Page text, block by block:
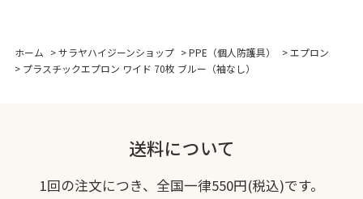
ホーム >サラヤハイジーンショップ >PPE（個人防護具） >エプロン
> プラスチックエプロン ワイド 70枚 ブルー（袖なし）
送料について
1回の注文につき、全国一律550円(税込)です。